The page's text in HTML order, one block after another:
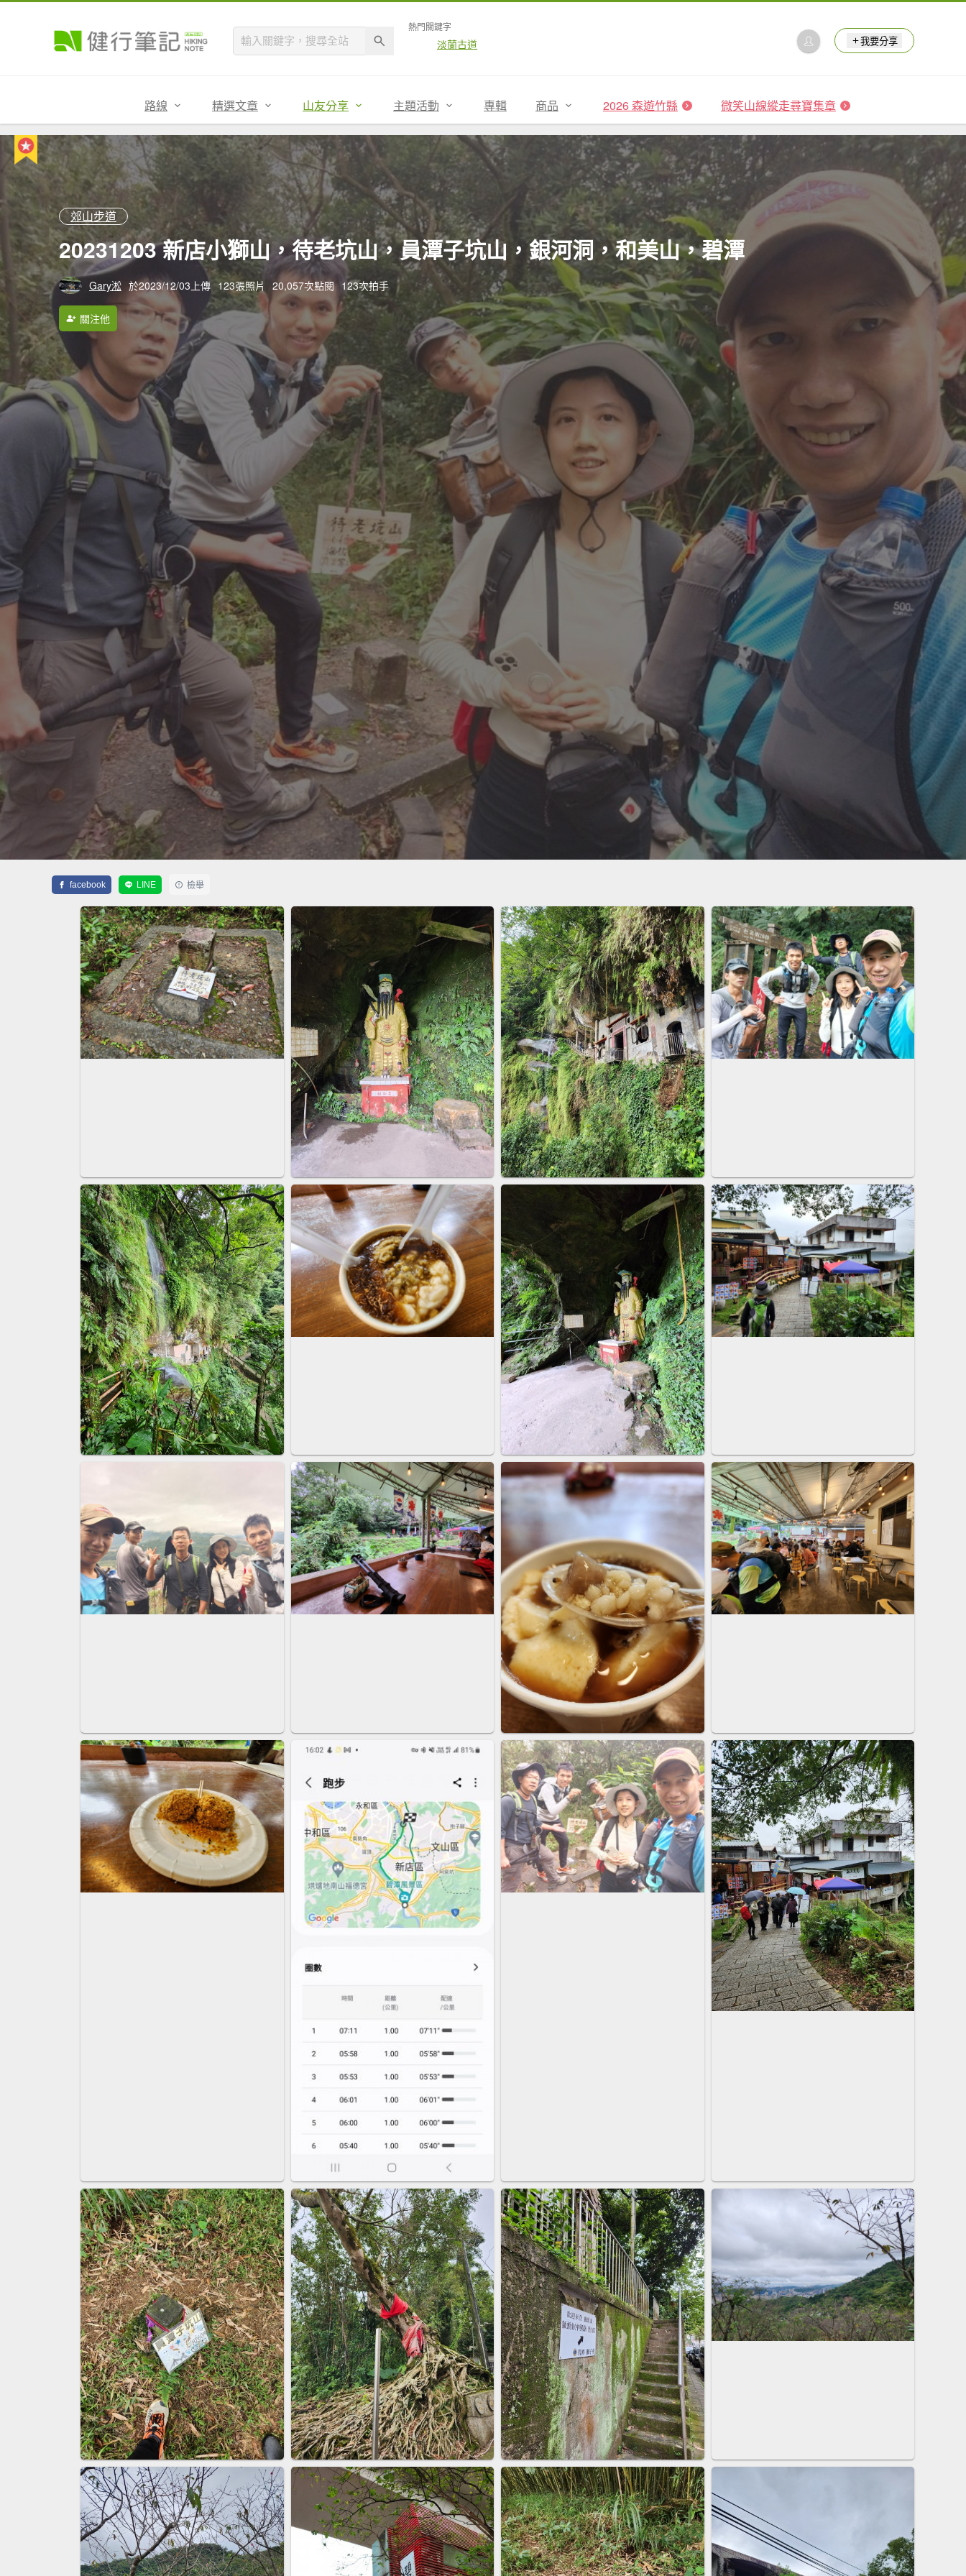
熱門關鍵字
淡蘭古道 我要分享
路線 精選文章 山友分享 主題活動 專輯 商品 2026 森遊竹縣 微笑山線縱走尋寶集章
郊山步道
20231203 新店小獅山，待老坑山，員潭子坑山，銀河洞，和美山，碧潭
Gary淞 於2023/12/03上傳 123張照片 20,057次點閱 123次拍手
關注他
facebook LINE 檢舉